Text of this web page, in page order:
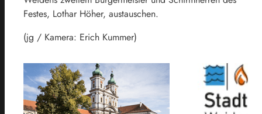
Festes, Lothar Höher, austauschen.
(jg / Kamera: Erich Kummer)